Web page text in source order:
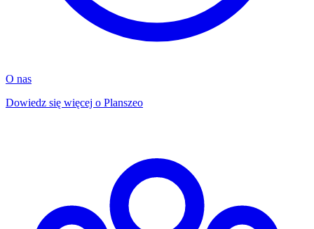
O nas
Dowiedz się więcej o Planszeo